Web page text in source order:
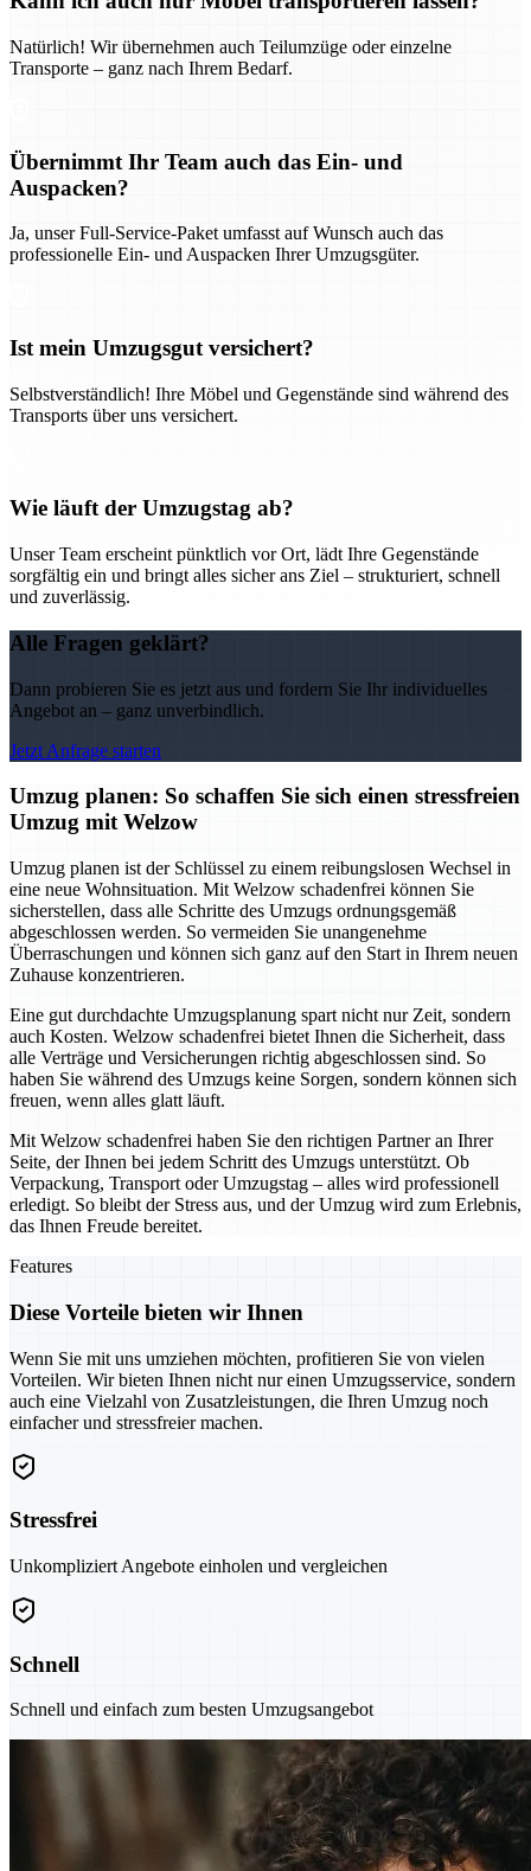
Natürlich! Wir übernehmen auch Teilumzüge oder einzelne
Transporte – ganz nach Ihrem Bedarf.
Übernimmt Ihr Team auch das Ein- und
Auspacken?
Ja, unser Full-Service-Paket umfasst auf Wunsch auch das
professionelle Ein- und Auspacken Ihrer Umzugsgüter.
Ist mein Umzugsgut versichert?
Selbstverständlich! Ihre Möbel und Gegenstände sind während des
Transports über uns versichert.
Wie läuft der Umzugstag ab?
Unser Team erscheint pünktlich vor Ort, lädt Ihre Gegenstände
sorgfältig ein und bringt alles sicher ans Ziel – strukturiert, schnell
und zuverlässig.
Alle Fragen geklärt?
Dann probieren Sie es jetzt aus und fordern Sie Ihr individuelles
Angebot an – ganz unverbindlich.
Jetzt Anfrage starten
Umzug planen: So schaffen Sie sich einen stressfreien
Umzug mit Welzow
Umzug planen ist der Schlüssel zu einem reibungslosen Wechsel in
eine neue Wohnsituation. Mit Welzow schadenfrei können Sie
sicherstellen, dass alle Schritte des Umzugs ordnungsgemäß
abgeschlossen werden. So vermeiden Sie unangenehme
Überraschungen und können sich ganz auf den Start in Ihrem neuen
Zuhause konzentrieren.
Eine gut durchdachte Umzugsplanung spart nicht nur Zeit, sondern
auch Kosten. Welzow schadenfrei bietet Ihnen die Sicherheit, dass
alle Verträge und Versicherungen richtig abgeschlossen sind. So
haben Sie während des Umzugs keine Sorgen, sondern können sich
freuen, wenn alles glatt läuft.
Mit Welzow schadenfrei haben Sie den richtigen Partner an Ihrer
Seite, der Ihnen bei jedem Schritt des Umzugs unterstützt. Ob
Verpackung, Transport oder Umzugstag – alles wird professionell
erledigt. So bleibt der Stress aus, und der Umzug wird zum Erlebnis,
das Ihnen Freude bereitet.
Features
Diese Vorteile bieten wir Ihnen
Wenn Sie mit uns umziehen möchten, profitieren Sie von vielen
Vorteilen. Wir bieten Ihnen nicht nur einen Umzugsservice, sondern
auch eine Vielzahl von Zusatzleistungen, die Ihren Umzug noch
einfacher und stressfreier machen.
Stressfrei
Unkompliziert Angebote einholen und vergleichen
Schnell
Schnell und einfach zum besten Umzugsangebot